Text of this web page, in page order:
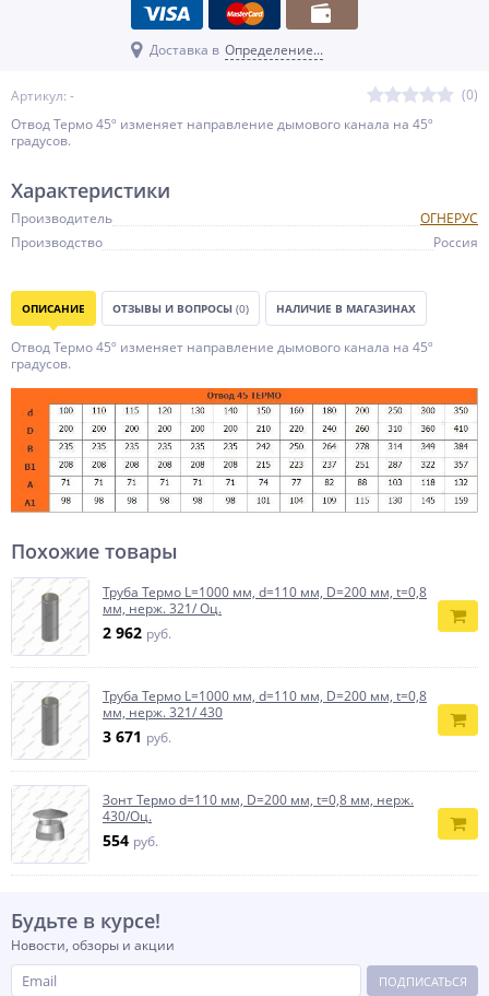
Артикул: -
(0)
Отвод Термо 45º изменяет направление дымового канала на 45º
градусов.
Доставка в Определение...
Характеристики
Производитель
ОГНЕРУС
Производство
Россия
ОПИСАНИЕ ОТЗЫВЫ И ВОПРОСЫ (0) НАЛИЧИЕ В МАГАЗИНАХ
Отвод Термо 45º изменяет направление дымового канала на 45º
градусов.
Похожие товары
Труба Термо L=1000 мм, d=110 мм, D=200 мм, t=0,8
мм, нерж. 321/ Оц.
2 962 руб.
Труба Термо L=1000 мм, d=110 мм, D=200 мм, t=0,8
мм, нерж. 321/ 430
3 671 руб.
Зонт Термо d=110 мм, D=200 мм, t=0,8 мм, нерж.
430/Оц.
554 руб.
Будьте в курсе!
Новости, обзоры и акции
ПОДПИСАТЬСЯ